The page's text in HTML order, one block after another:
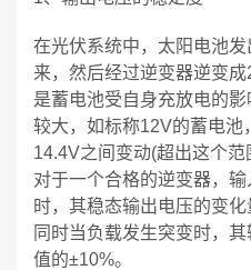
在光伏系统中，太阳电池
来，然后经过逆变器逆变
是蓄电池受自身充放电的
较大，如标称12V的蓄电池
14.4V之间变动(超出这个范
对于一个合格的逆变器，
时，其稳态输出电压的变化
同时当负载发生突变时，
值的±10%。